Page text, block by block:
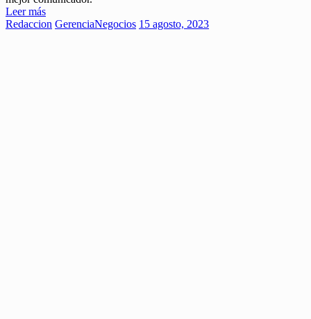
Leer más
Redaccion GerenciaNegocios 15 agosto, 2023